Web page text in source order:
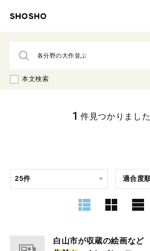
本文検索
1 件見つかりました
白山市が収蔵の絵画など